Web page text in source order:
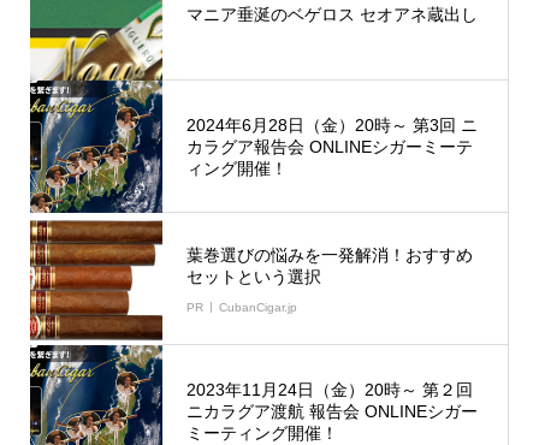
マニア垂涎のベゲロス セオアネ蔵出し
2024年6月28日（金）20時～ 第3回 ニ
カラグア報告会 ONLINEシガーミーテ
ィング開催！
葉巻選びの悩みを一発解消！おすすめ
セットという選択
PR CubanCigar.jp
2023年11月24日（金）20時～ 第２回
ニカラグア渡航 報告会 ONLINEシガー
ミーティング開催！